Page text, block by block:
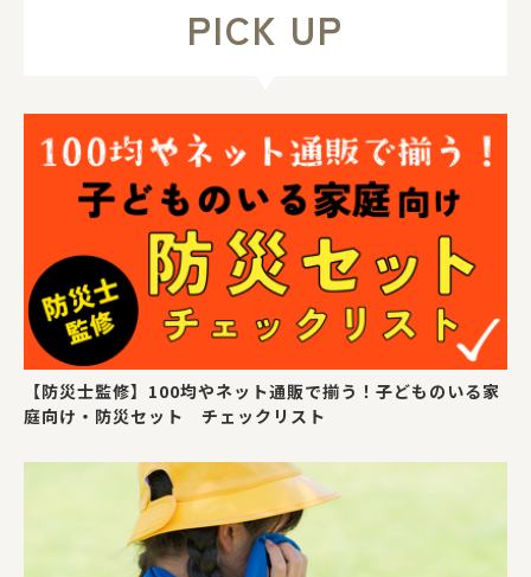
PICK UP
【防災士監修】100均やネット通販で揃う！子どものいる家
庭向け・防災セット チェックリスト